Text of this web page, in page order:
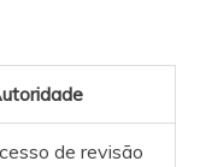
de revisão